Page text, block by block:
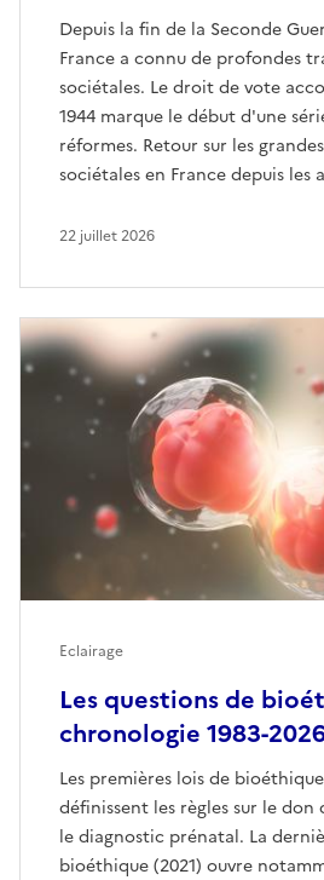
Depuis la fin de la Seconde
France a connu de profondes
sociétales. Le droit de vote
1944 marque le début d'une
réformes. Retour sur les
sociétales en France depuis les
22 juillet 2026
Les questions de
chronologie 1983-
Les premières lois de
définissent les règles sur le don
le diagnostic prénatal. La
bioéthique (2021) ouvre
Eclairage